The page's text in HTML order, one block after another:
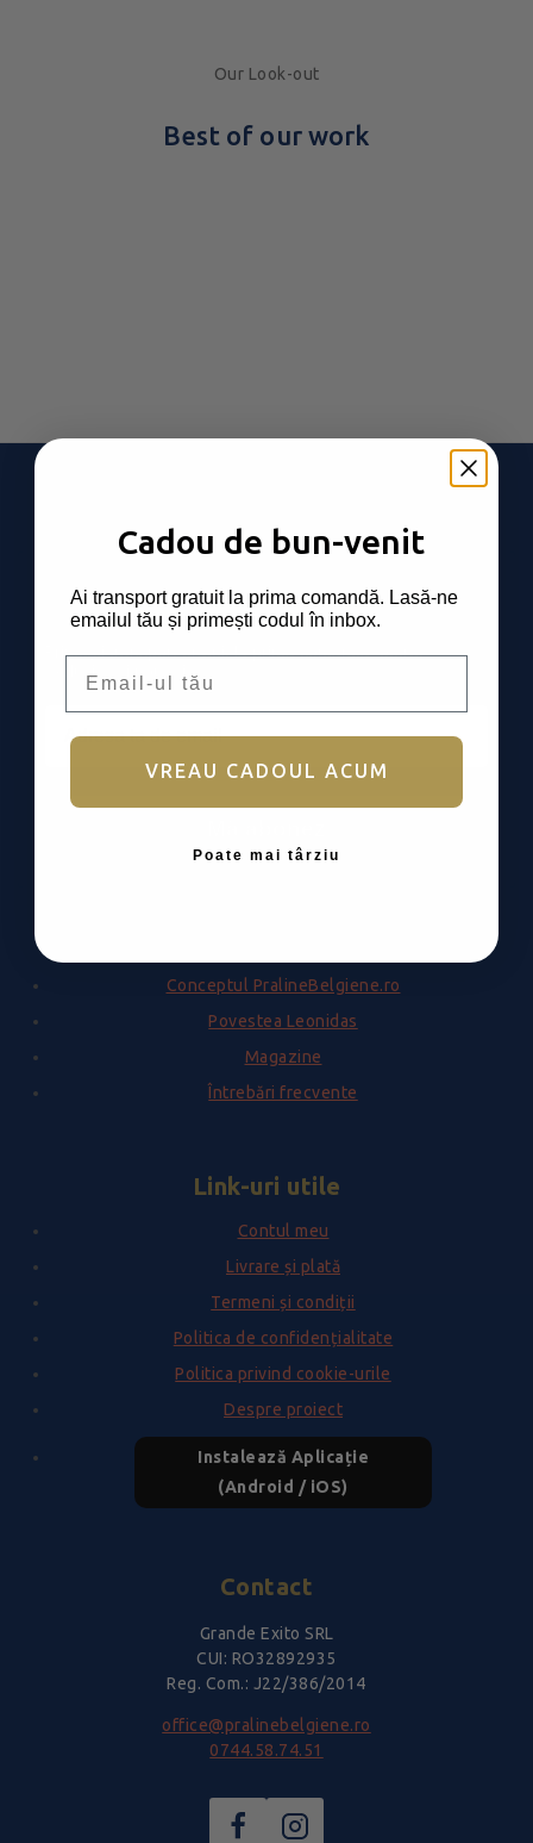
Our Look-out
Best of our work
Abonează-te la newsletter
Primești transport gratuit la prima comandă, oferte
Email
Conceptul PralineBelgiene.ro
Povestea Leonidas
Magazine
Întrebări frecvente
Link-uri utile
Contul meu
Livrare și plată
Termeni și condiții
Politica de confidențialitate
Politica privind cookie-urile
Despre proiect
Instalează Aplicație
(Android / iOS)
Contact
Grande Exito SRL
CUI: RO32892935
Reg. Com.: J22/386/2014
office@pralinebelgiene.ro
0744.58.74.51
Cadou de bun-venit
Ai transport gratuit la prima comandă. Lasă-ne
emailul tău și primești codul în inbox.
VREAU CADOUL ACUM
Poate mai târziu